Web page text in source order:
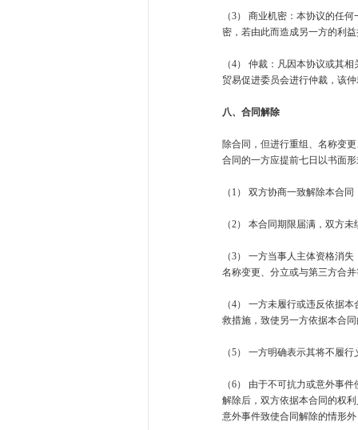
（3） 商业机密：本协议的任
密，若由此而造成另一方的利
（4） 仲裁：凡因本协议或其
贸易促进委员会进行仲裁，该
八、合同解除
除合同，但进行重组、名称变
合同的一方应提前七日以书面
（1） 双方协商一致解除本合同
（2） 本合同期限届满，双方未
（3） 一方当事人主体资格消
名称变更、分立或与第三方合
（4） 一方未履行或违反依据
救措施，致使另一方依据本合
（5） 一方明确表示其将不履
（6） 由于不可抗力或意外事
解除后，双方依据本合同的权
意外事件致使合同解除的情形